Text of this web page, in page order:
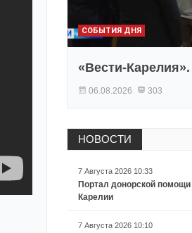
СОБЫТИЯ ДНЯ
«Вести-Карелия».
06.08.2026 303
НОВОСТИ
7 Августа 2026 10:33
Портал донорской
Карелии
7 Августа 2026 10:10